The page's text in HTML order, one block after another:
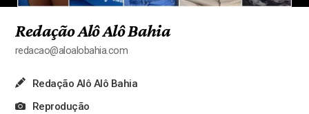
Redação Alô Alô Bahia
redacao@aloalobahia.com
Redação Alô Alô Bahia
Reprodução